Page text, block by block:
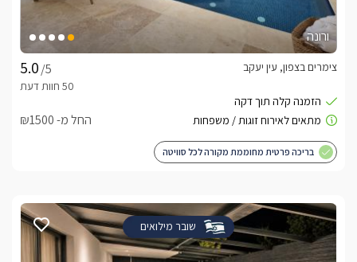
ורונה
/5
צימרים בצפון, עין יעקב
החל מ- ₪1500
בריכה פרטית מחוממת מקורה לכל סוויטה
שובר מילואים